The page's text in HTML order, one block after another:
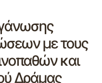
με τους
και
Δράμας